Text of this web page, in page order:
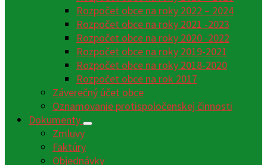
Rozpočet obce na roky 2022 – 2024
Rozpočet obce na roky 2021 -2023
Rozpočet obce na roky 2020 -2022
Rozpočet obce na roky 2019-2021
Rozpočet obce na roky 2018-2020
Rozpočet obce na rok 2017
Záverečný účet obce
Oznamovanie protispoločenskej činnosti
Dokumenty
Zmluvy
Faktúry
Objednávky